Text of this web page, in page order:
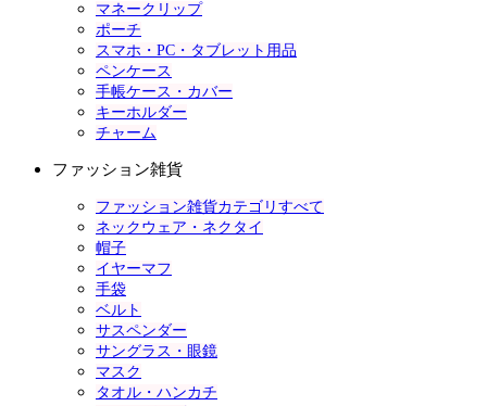
マネークリップ
ポーチ
スマホ・PC・タブレット用品
ペンケース
手帳ケース・カバー
キーホルダー
チャーム
ファッション雑貨
ファッション雑貨カテゴリすべて
ネックウェア・ネクタイ
帽子
イヤーマフ
手袋
ベルト
サスペンダー
サングラス・眼鏡
マスク
タオル・ハンカチ